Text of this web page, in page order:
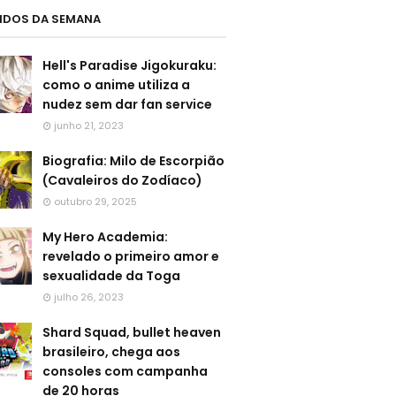
DA SEMANA
Hell's Paradise Jigokuraku:
como o anime utiliza a
nudez sem dar fan service
junho 21, 2023
Biografia: Milo de Escorpião
(Cavaleiros do Zodíaco)
outubro 29, 2025
My Hero Academia:
revelado o primeiro amor e
sexualidade da Toga
julho 26, 2023
Shard Squad, bullet heaven
brasileiro, chega aos
consoles com campanha
de 20 horas